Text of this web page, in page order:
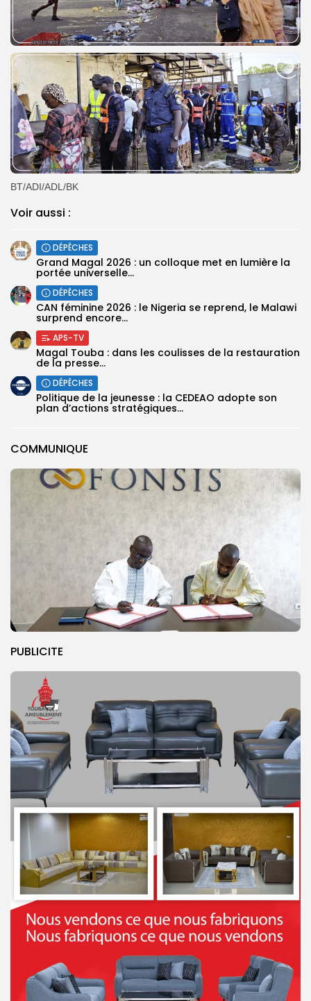
COMMUNIQUE
PUBLICITE
BT/ADI/ADL/BK
Voir aussi :
DÉPÊCHES
Grand Magal 2026 : un colloque met en lumière la
portée universelle...
DÉPÊCHES
‎CAN féminine 2026 : le Nigeria se reprend, le Malawi
surprend encore...
APS-TV
Magal Touba : dans les coulisses de la restauration
de la presse...
DÉPÊCHES
Politique de la jeunesse : la CEDEAO adopte son
plan d’actions stratégiques...